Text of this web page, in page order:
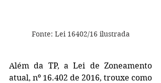
Fonte: Lei 16402/16 ilustrada
Além da TP, a Lei de Zoneamento
atual, nº 16.402 de 2016, trouxe como